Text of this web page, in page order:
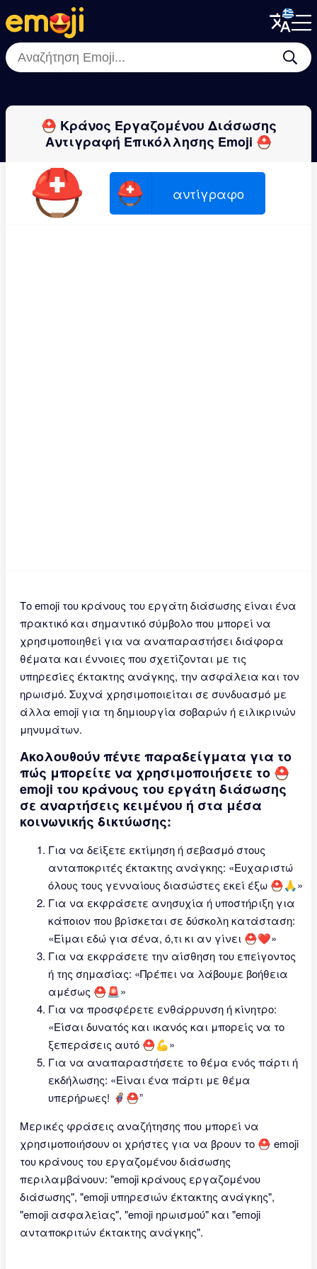
Menu
Close
Menu
Close
⛑ Κράνος Εργαζομένου Διάσωσης
Αντιγραφή Επικόλλησης Emoji ⛑
⛑ ⛑ αντίγραφο
Το emoji του κράνους του εργάτη διάσωσης είναι ένα
πρακτικό και σημαντικό σύμβολο που μπορεί να
χρησιμοποιηθεί για να αναπαραστήσει διάφορα
θέματα και έννοιες που σχετίζονται με τις
υπηρεσίες έκτακτης ανάγκης, την ασφάλεια και τον
ηρωισμό. Συχνά χρησιμοποιείται σε συνδυασμό με
άλλα emoji για τη δημιουργία σοβαρών ή ειλικρινών
μηνυμάτων.
Ακολουθούν πέντε παραδείγματα για το
πώς μπορείτε να χρησιμοποιήσετε το ⛑
emoji του κράνους του εργάτη διάσωσης
σε αναρτήσεις κειμένου ή στα μέσα
κοινωνικής δικτύωσης:
Για να δείξετε εκτίμηση ή σεβασμό στους
ανταποκριτές έκτακτης ανάγκης: «Ευχαριστώ
όλους τους γενναίους διασώστες εκεί έξω ⛑🙏»
Για να εκφράσετε ανησυχία ή υποστήριξη για
κάποιον που βρίσκεται σε δύσκολη κατάσταση:
«Είμαι εδώ για σένα, ό,τι κι αν γίνει ⛑❤️»
Για να εκφράσετε την αίσθηση του επείγοντος
ή της σημασίας: «Πρέπει να λάβουμε βοήθεια
αμέσως ⛑🚨»
Για να προσφέρετε ενθάρρυνση ή κίνητρο:
«Είσαι δυνατός και ικανός και μπορείς να το
ξεπεράσεις αυτό ⛑💪»
Για να αναπαραστήσετε το θέμα ενός πάρτι ή
εκδήλωσης: «Είναι ένα πάρτι με θέμα
υπερήρωες! 🦸‍♂️⛑”
Μερικές φράσεις αναζήτησης που μπορεί να
χρησιμοποιήσουν οι χρήστες για να βρουν το ⛑ emoji
του κράνους του εργαζομένου διάσωσης
περιλαμβάνουν: "emoji κράνους εργαζομένου
διάσωσης", "emoji υπηρεσιών έκτακτης ανάγκης",
"emoji ασφαλείας", "emoji ηρωισμού" και "emoji
ανταποκριτών έκτακτης ανάγκης".